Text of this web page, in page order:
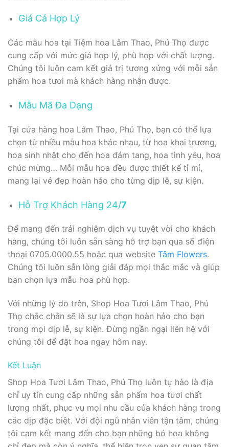
Giá Cả Hợp Lý
Các mẫu hoa tại Tiệm hoa Lâm Thao, Phú Thọ được
cung cấp với mức giá hợp lý, phù hợp với chất lượng.
Chúng tôi luôn cam kết giá trị tương xứng với mỗi sản
phẩm hoa tươi mà khách hàng nhận được.
Mẫu Mã Đa Dạng
Tại cửa hàng hoa Lâm Thao, Phú Thọ, bạn có thể lựa
chọn từ nhiều mẫu hoa khác nhau, từ hoa khai trương,
hoa sinh nhật cho đến hoa đám tang, hoa tình yêu, hoa
chúc mừng… Mỗi mẫu hoa đều được thiết kế tỉ mỉ,
mang lại vẻ đẹp hoàn hảo cho từng dịp lễ, sự kiện.
Hỗ Trợ Khách Hàng 24/7
Để mang đến trải nghiệm dịch vụ tuyệt vời cho khách
hàng, chúng tôi luôn sẵn sàng hỗ trợ bạn qua số điện
thoại 0705.0000.55 hoặc qua website Tâm Flowers.
Chúng tôi luôn sẵn lòng giải đáp mọi thắc mắc và giúp
bạn chọn lựa mẫu hoa phù hợp.
Với những lý do trên, Shop Hoa Tươi Lâm Thao, Phú
Thọ chắc chắn sẽ là sự lựa chọn hoàn hảo cho bạn
trong mọi dịp lễ, sự kiện. Đừng ngần ngại liên hệ với
chúng tôi để đặt hoa ngay hôm nay.
Kết Luận
Shop Hoa Tươi Lâm Thao, Phú Thọ luôn tự hào là địa
chỉ uy tín cung cấp những sản phẩm hoa tươi chất
lượng nhất, phục vụ mọi nhu cầu của khách hàng trong
các dịp đặc biệt. Với đội ngũ nhân viên tận tâm, chúng
tôi cam kết mang đến cho bạn những bó hoa không